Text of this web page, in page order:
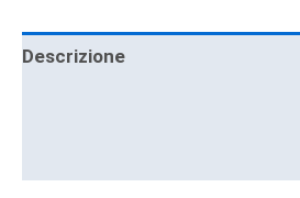
Descrizione